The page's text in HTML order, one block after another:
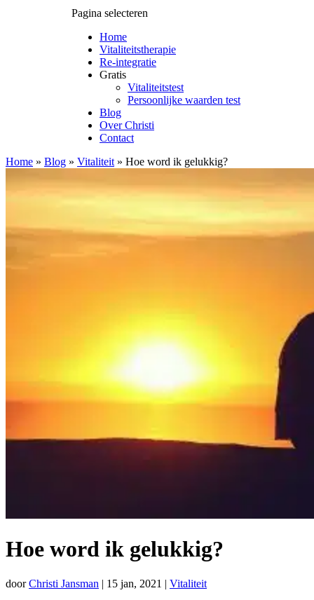
Pagina selecteren
Home
Vitaliteitstherapie
Re-integratie
Gratis
Vitaliteitstest
Persoonlijke waarden test
Blog
Over Christi
Contact
Home » Blog » Vitaliteit » Hoe word ik gelukkig?
Hoe word ik gelukkig?
doorChristi Jansman | 15 jan, 2021 | Vitaliteit